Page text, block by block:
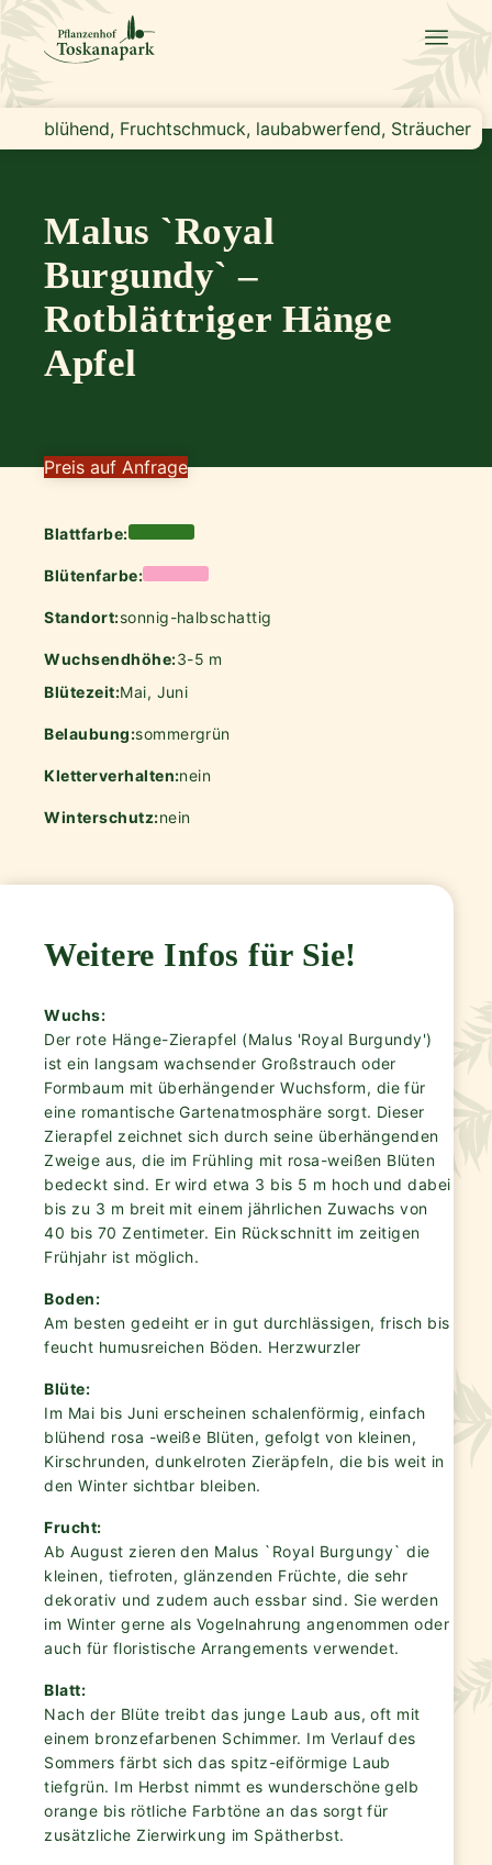
blühend, Fruchtschmuck, laubabwerfend, Sträucher
Malus `Royal
Burgundy` –
Rotblättriger Hänge
Apfel
Preis auf Anfrage
Blattfarbe:
Blütenfarbe:
Standort:sonnig-halbschattig
Wuchsendhöhe:3-5 m
Blütezeit:Mai, Juni
Belaubung:sommergrün
Kletterverhalten:nein
Winterschutz:nein
Weitere Infos für Sie!
Wuchs:
Der rote Hänge-Zierapfel (Malus 'Royal Burgundy')
ist ein langsam wachsender Großstrauch oder
Formbaum mit überhängender Wuchsform, die für
eine romantische Gartenatmosphäre sorgt. Dieser
Zierapfel zeichnet sich durch seine überhängenden
Zweige aus, die im Frühling mit rosa-weißen Blüten
bedeckt sind. Er wird etwa 3 bis 5 m hoch und dabei
bis zu 3 m breit mit einem jährlichen Zuwachs von
40 bis 70 Zentimeter. Ein Rückschnitt im zeitigen
Frühjahr ist möglich.
Boden:
Am besten gedeiht er in gut durchlässigen, frisch bis
feucht humusreichen Böden. Herzwurzler
Blüte:
Im Mai bis Juni erscheinen schalenförmig, einfach
blühend rosa -weiße Blüten, gefolgt von kleinen,
Kirschrunden, dunkelroten Zieräpfeln, die bis weit in
den Winter sichtbar bleiben.
Frucht:
Ab August zieren den Malus `Royal Burgungy` die
kleinen, tiefroten, glänzenden Früchte, die sehr
dekorativ und zudem auch essbar sind. Sie werden
im Winter gerne als Vogelnahrung angenommen oder
auch für floristische Arrangements verwendet.
Blatt:
Nach der Blüte treibt das junge Laub aus, oft mit
einem bronzefarbenen Schimmer. Im Verlauf des
Sommers färbt sich das spitz-eiförmige Laub
tiefgrün. Im Herbst nimmt es wunderschöne gelb
orange bis rötliche Farbtöne an das sorgt für
zusätzliche Zierwirkung im Spätherbst.